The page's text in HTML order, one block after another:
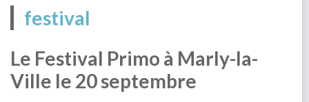
festival
Le Festival Primo à Marly-la-
Ville le 20 septembre